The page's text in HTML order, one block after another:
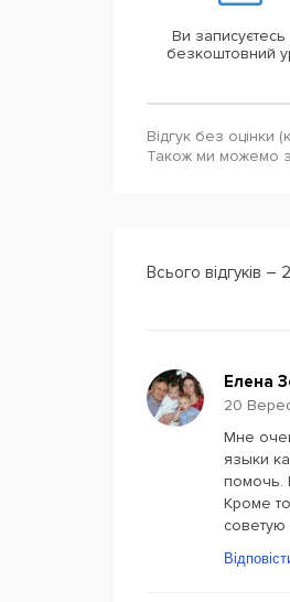
Ви записуєтесь
безкоштовний
Відгук без оцінки
Також ми можемо
Всього відгуків –
Елена
20
Мне
языки
помочь.
Кроме
советую